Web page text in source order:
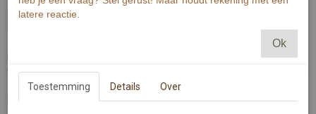
In winkelwagen
Een nieuwe baan! dat is iets om te vieren! Feliciteer met deze
wenskaart.
De wenskaart is gedrukt op 300 grams warmwit papier met
latere reactie.
Ok
Toestemming Details Over